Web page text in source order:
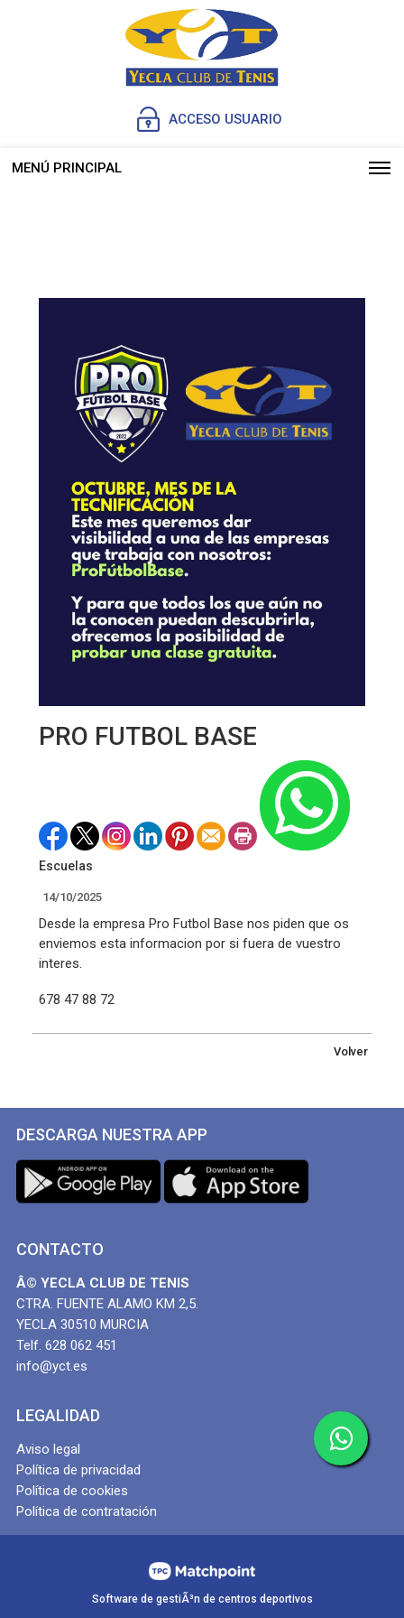
ACCESO USUARIO
MENÚ PRINCIPAL
PRO FUTBOL BASE
Escuelas
14/10/2025
Desde la empresa Pro Futbol Base nos piden que os
enviemos esta informacion por si fuera de vuestro
interes.
678 47 88 72
Volver
DESCARGA NUESTRA APP
CONTACTO
Â© YECLA CLUB DE TENIS
CTRA. FUENTE ALAMO KM 2,5.
YECLA 30510 MURCIA
Telf. 628 062 451
info@yct.es
LEGALIDAD
Aviso legal
Política de privacidad
Política de cookies
Política de contratación
Software de gestiÃ³n de centros deportivos